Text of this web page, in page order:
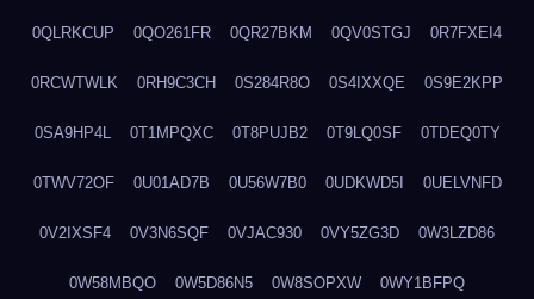
0QLRKCUP 0QO261FR 0QR27BKM 0QV0STGJ 0R7FXEI4
0RCWTWLK 0RH9C3CH 0S284R8O 0S4IXXQE 0S9E2KPP
0SA9HP4L 0T1MPQXC 0T8PUJB2 0T9LQ0SF 0TDEQ0TY
0TWV72OF 0U01AD7B 0U56W7B0 0UDKWD5I 0UELVNFD
0V2IXSF4 0V3N6SQF 0VJAC930 0VY5ZG3D 0W3LZD86
0W58MBQO 0W5D86N5 0W8SOPXW 0WY1BFPQ